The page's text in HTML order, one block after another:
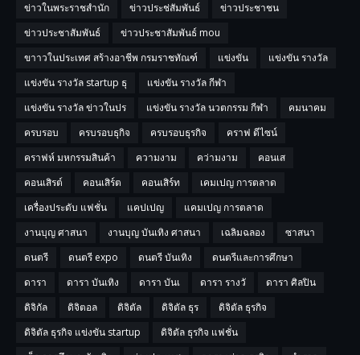
ข่าวในพระราชสำนัก
ข่าวประช่สัมพันธ์
ข่าวประชาชน
ข่าวประชาสัมพันธ์
ข่าวประชาสัมพันธ์ mou
ขาาวในประเทศ สร้างอาชีพ กรมราชทัณฑ์
แข่งขัน
แข่งขัน รางวัล
แข่งขัน รางวัล startup ธุ
แข่งขัน รางวัล กีฬา
แข่งขัน รางวัล ข่าวในปร
แข่งขัน รางวัล นวตกรรม กีฬา
คมนาคม
ครบรอบ
ครบรอบธุกิจ ครบรอบธุรกิจ
คราฟ ดีไซน์
คราฟห์ มหกรรมสินค้า
ความงาม คว่ามงาม
คอนเส
คอนเสิรต์
คอนเสิร์ต คอนเสิร์ท
เคมเปญ การตลาด
เครื่องประดับ แฟชั่น
แคปเปญ
แคมเปญ การตลาด
งานบุญ ศาสนา
งานบุญ บันเทิง ศาสนา เฉลิมฉลอง
ซาสนา
ดนตรี
ดนตรี expo ดนตรี บันเทิง
ดนตรีและการศึกษา
ดารา
ดารา บันเทิง ดารา บันเ ดารา รางวั
ดารา ศิลปิน
ดิจิกัล
ดิจิตอล ดิจิตัล ดิจิตัล ธุร
ดิจิตัล ธุรกิจ
ดิจิตัล ธุรกิจ แข่งขัน startup
ดิจิตัล ธุรกิจ แฟชั่น